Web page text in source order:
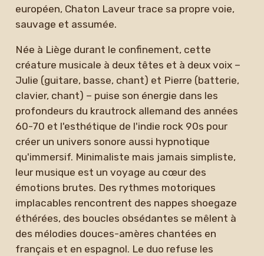
européen, Chaton Laveur trace sa propre voie,
sauvage et assumée.
Née à Liège durant le confinement, cette
créature musicale à deux têtes et à deux voix –
Julie (guitare, basse, chant) et Pierre (batterie,
clavier, chant) – puise son énergie dans les
profondeurs du krautrock allemand des années
60-70 et l'esthétique de l'indie rock 90s pour
créer un univers sonore aussi hypnotique
qu'immersif. Minimaliste mais jamais simpliste,
leur musique est un voyage au cœur des
émotions brutes. Des rythmes motoriques
implacables rencontrent des nappes shoegaze
éthérées, des boucles obsédantes se mêlent à
des mélodies douces-amères chantées en
français et en espagnol. Le duo refuse les